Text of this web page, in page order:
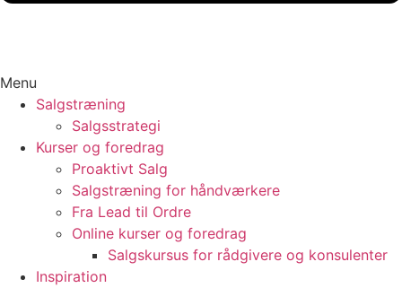
Menu
Salgstræning
Salgsstrategi
Kurser og foredrag
Proaktivt Salg
Salgstræning for håndværkere
Fra Lead til Ordre
Online kurser og foredrag
Salgskursus for rådgivere og konsulenter
Inspiration